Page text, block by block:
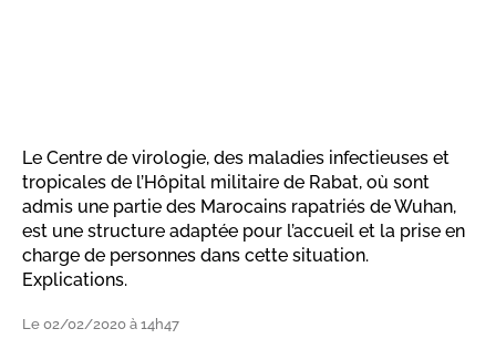
Le Centre de virologie, des maladies infectieuses et
tropicales de l’Hôpital militaire de Rabat, où sont
admis une partie des Marocains rapatriés de Wuhan,
est une structure adaptée pour l’accueil et la prise en
charge de personnes dans cette situation.
Explications.
Le 02/02/2020 à 14h47